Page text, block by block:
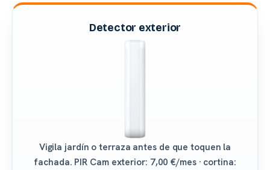
Detector exterior
Vigila jardín o terraza antes de que toquen la
fachada. PIR Cam exterior: 7,00 €/mes · cortina: